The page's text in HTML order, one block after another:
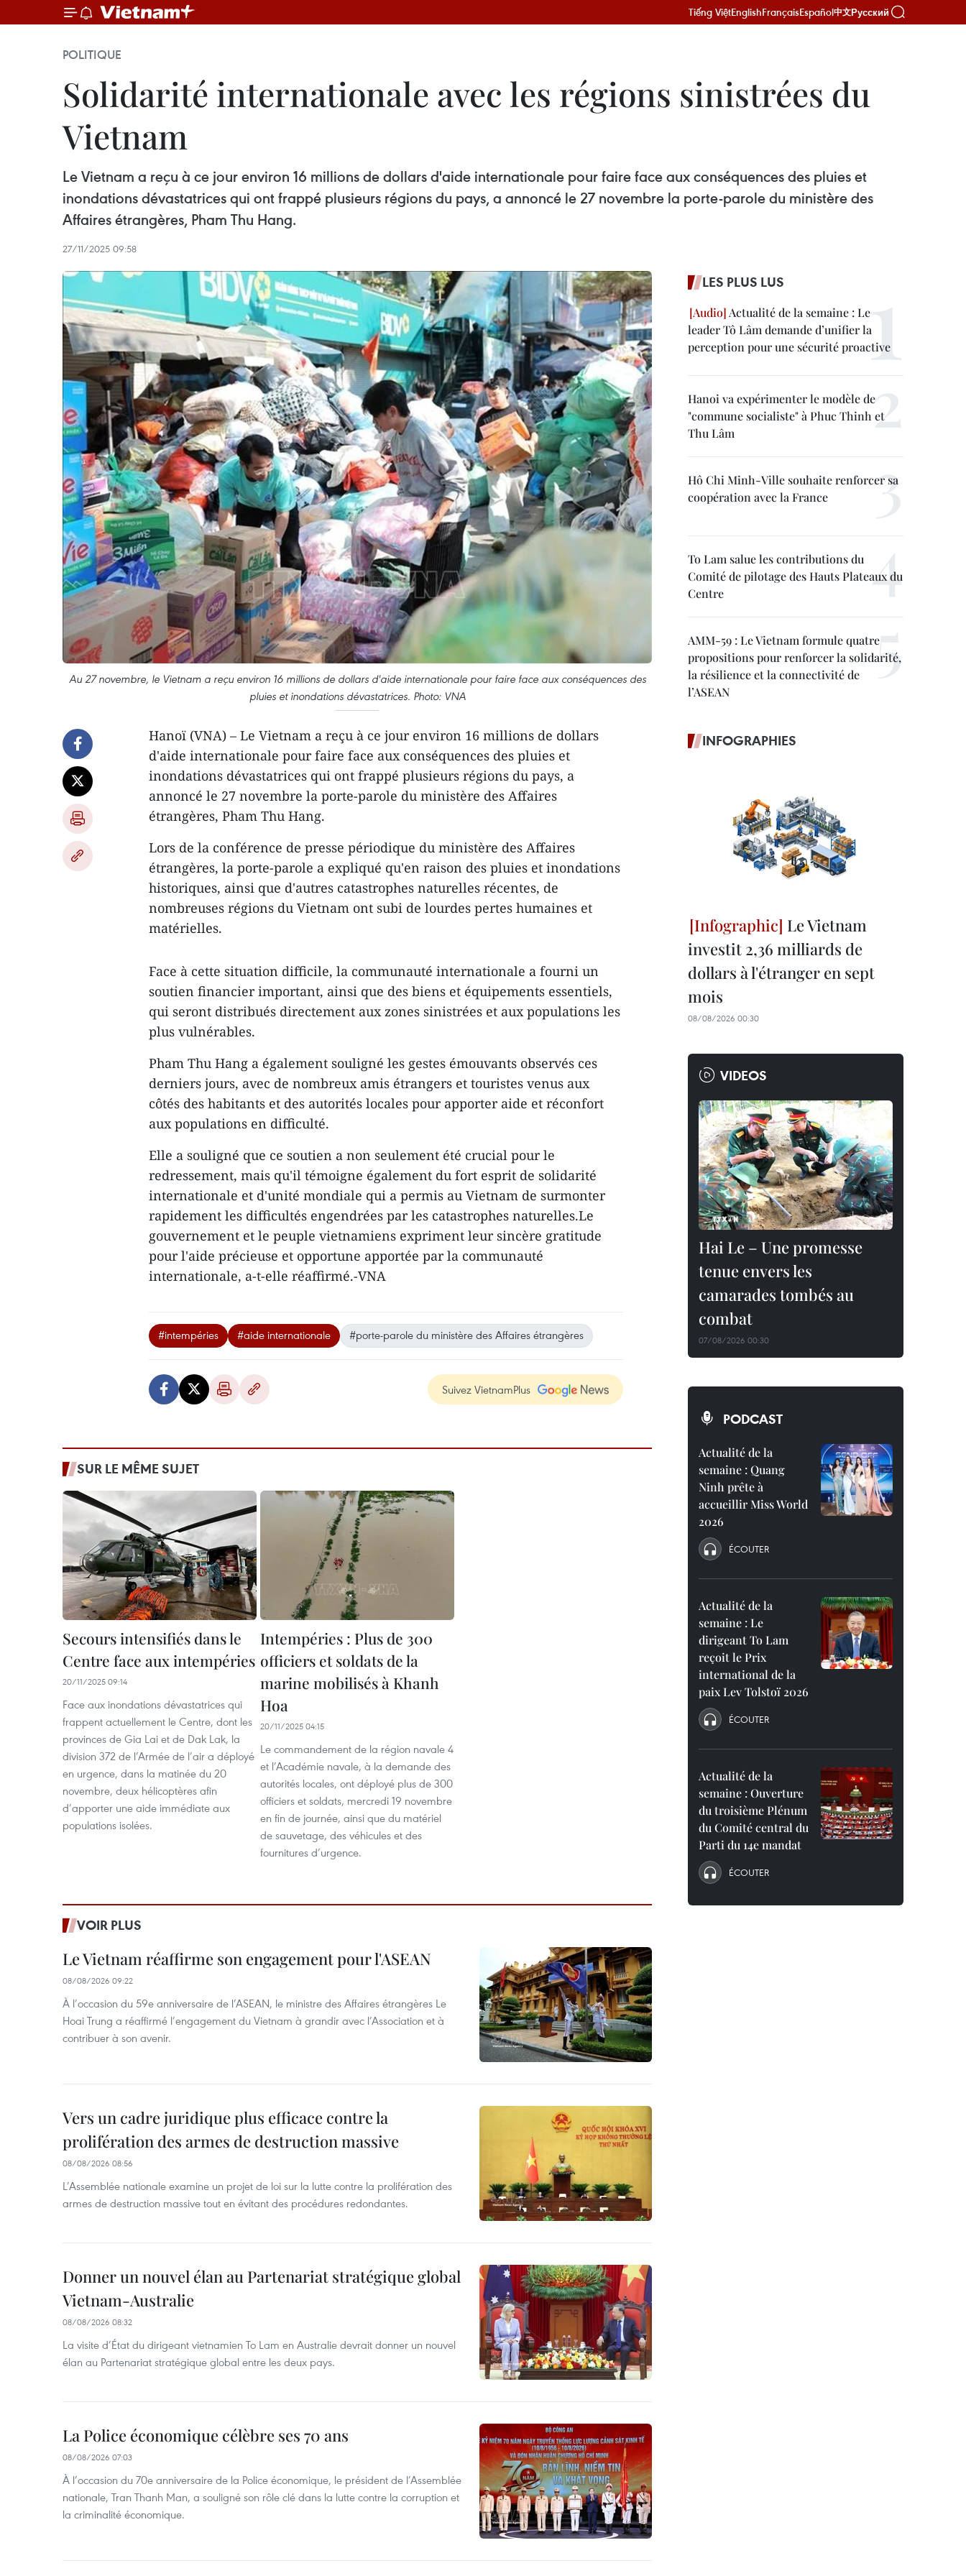
Tiếng ViệtEnglishFrançaisEspañol中文Русский
POLITIQUE
Solidarité internationale avec les régions sinistrées du
Vietnam
Le Vietnam a reçu à ce jour environ 16 millions de dollars d'aide internationale pour faire face aux conséquences des pluies et
inondations dévastatrices qui ont frappé plusieurs régions du pays, a annoncé le 27 novembre la porte-parole du ministère des
Affaires étrangères, Pham Thu Hang.
27/11/2025 09:58
Au 27 novembre, le Vietnam a reçu environ 16 millions de dollars d'aide internationale pour faire face aux conséquences des
pluies et inondations dévastatrices. Photo: VNA
Hanoï (VNA) – Le Vietnam a reçu à ce jour environ 16 millions de dollars
d'aide internationale pour faire face aux conséquences des pluies et
inondations dévastatrices qui ont frappé plusieurs régions du pays, a
annoncé le 27 novembre la porte-parole du ministère des Affaires
étrangères, Pham Thu Hang.
Lors de la conférence de presse périodique du ministère des Affaires
étrangères, la porte-parole a expliqué qu'en raison des pluies et inondations
historiques, ainsi que d'autres catastrophes naturelles récentes, de
nombreuses régions du Vietnam ont subi de lourdes pertes humaines et
matérielles.
Face à cette situation difficile, la communauté internationale a fourni un
soutien financier important, ainsi que des biens et équipements essentiels,
qui seront distribués directement aux zones sinistrées et aux populations les
plus vulnérables.
Pham Thu Hang a également souligné les gestes émouvants observés ces
derniers jours, avec de nombreux amis étrangers et touristes venus aux
côtés des habitants et des autorités locales pour apporter aide et réconfort
aux populations en difficulté.
Elle a souligné que ce soutien a non seulement été crucial pour le
redressement, mais qu'il témoigne également du fort esprit de solidarité
internationale et d'unité mondiale qui a permis au Vietnam de surmonter
rapidement les difficultés engendrées par les catastrophes naturelles.Le
gouvernement et le peuple vietnamiens expriment leur sincère gratitude
pour l'aide précieuse et opportune apportée par la communauté
internationale, a-t-elle réaffirmé.-VNA
#intempéries #aide internationale #porte-parole du ministère des Affaires étrangères
Suivez VietnamPlus
SUR LE MÊME SUJET
Secours intensifiés dans le
Centre face aux intempéries
20/11/2025 09:14
Face aux inondations dévastatrices qui
frappent actuellement le Centre, dont les
provinces de Gia Lai et de Dak Lak, la
division 372 de l’Armée de l’air a déployé
en urgence, dans la matinée du 20
novembre, deux hélicoptères afin
d’apporter une aide immédiate aux
populations isolées.
Intempéries : Plus de 300
officiers et soldats de la
marine mobilisés à Khanh
Hoa
20/11/2025 04:15
Le commandement de la région navale 4
et l’Académie navale, à la demande des
autorités locales, ont déployé plus de 300
officiers et soldats, mercredi 19 novembre
en fin de journée, ainsi que du matériel
de sauvetage, des véhicules et des
fournitures d’urgence.
VOIR PLUS
Le Vietnam réaffirme son engagement pour l'ASEAN
08/08/2026 09:22
À l’occasion du 59e anniversaire de l’ASEAN, le ministre des Affaires étrangères Le
Hoai Trung a réaffirmé l’engagement du Vietnam à grandir avec l’Association et à
contribuer à son avenir.
Vers un cadre juridique plus efficace contre la
prolifération des armes de destruction massive
08/08/2026 08:56
L’Assemblée nationale examine un projet de loi sur la lutte contre la prolifération des
armes de destruction massive tout en évitant des procédures redondantes.
Donner un nouvel élan au Partenariat stratégique global
Vietnam-Australie
08/08/2026 08:32
La visite d’État du dirigeant vietnamien To Lam en Australie devrait donner un nouvel
élan au Partenariat stratégique global entre les deux pays.
La Police économique célèbre ses 70 ans
08/08/2026 07:03
À l’occasion du 70e anniversaire de la Police économique, le président de l’Assemblée
nationale, Tran Thanh Man, a souligné son rôle clé dans la lutte contre la corruption et
la criminalité économique.
LES PLUS LUS
Actualité de la semaine : Le
leader Tô Lâm demande d’unifier la
perception pour une sécurité proactive
Hanoi va expérimenter le modèle de
"commune socialiste" à Phuc Thinh et
Thu Lâm
Hô Chi Minh-Ville souhaite renforcer sa
coopération avec la France
To Lam salue les contributions du
Comité de pilotage des Hauts Plateaux du
Centre
AMM-59 : Le Vietnam formule quatre
propositions pour renforcer la solidarité,
la résilience et la connectivité de
l’ASEAN
INFOGRAPHIES
Le Vietnam
investit 2,36 milliards de
dollars à l'étranger en sept
mois
08/08/2026 00:30
VIDEOS
Hai Le – Une promesse
tenue envers les
camarades tombés au
combat
07/08/2026 00:30
PODCAST
Actualité de la
semaine : Quang
Ninh prête à
accueillir Miss World
2026
ÉCOUTER
Actualité de la
semaine : Le
dirigeant To Lam
reçoit le Prix
international de la
paix Lev Tolstoï 2026
ÉCOUTER
Actualité de la
semaine : Ouverture
du troisième Plénum
du Comité central du
Parti du 14e mandat
ÉCOUTER